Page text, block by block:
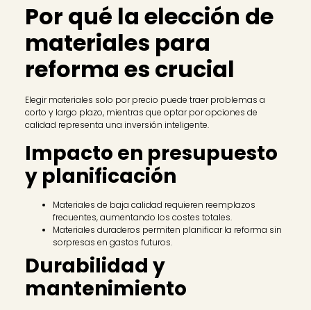
Por qué la elección de
materiales para
reforma es crucial
Elegir materiales solo por precio puede traer problemas a
corto y largo plazo, mientras que optar por opciones de
calidad representa una inversión inteligente.
Impacto en presupuesto
y planificación
Materiales de baja calidad requieren reemplazos
frecuentes, aumentando los costes totales.
Materiales duraderos permiten planificar la reforma sin
sorpresas en gastos futuros.
Durabilidad y
mantenimiento